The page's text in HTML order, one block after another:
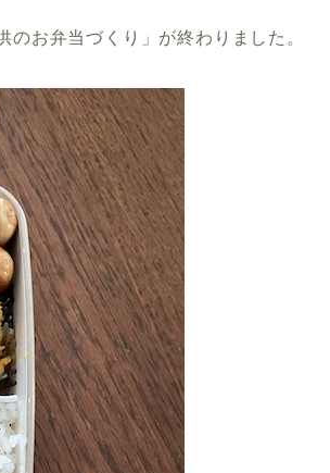
お弁当づくり」が終わりました。